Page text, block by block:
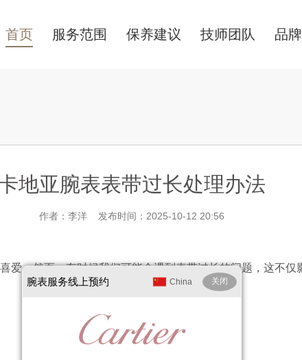
首页 服务范围 保养建议 技师团队 品
地亚腕表表带过长处理办法
作者：李洋 发布时间：2025-10-12 20:56
。然而，有时候我们可能会遇到表带过长的问题，这不仅
腕表服务线上预约 China 关闭